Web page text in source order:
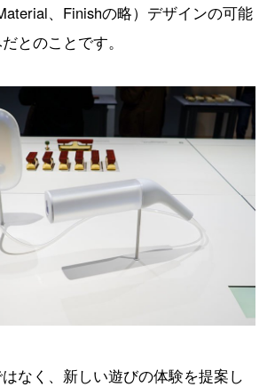
、Finishの略）デザインの可能
とのことです。
なく、新しい遊びの体験を提案し